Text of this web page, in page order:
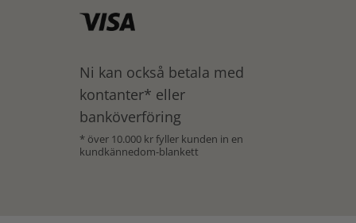
Ni kan också betala med
kontanter* eller
banköverföring
* över 10.000 kr fyller kunden in en
kundkännedom-blankett